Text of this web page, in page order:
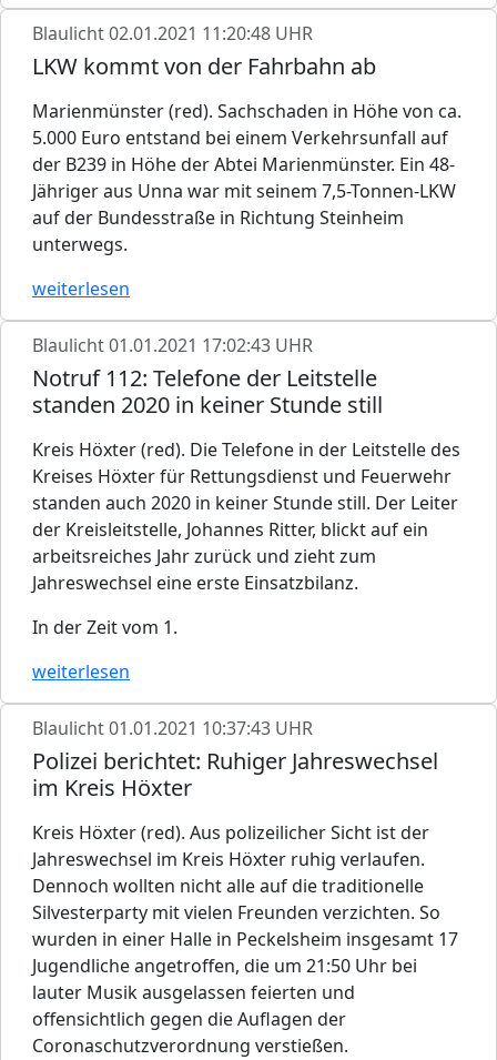
Blaulicht02.01.2021 11:20:48 UHR
LKW kommt von der Fahrbahn ab
Marienmünster (red). Sachschaden in Höhe von ca.
5.000 Euro entstand bei einem Verkehrsunfall auf
der B239 in Höhe der Abtei Marienmünster. Ein 48-
Jähriger aus Unna war mit seinem 7,5-Tonnen-LKW
auf der Bundesstraße in Richtung Steinheim
unterwegs.
weiterlesen
Blaulicht01.01.2021 17:02:43 UHR
Notruf 112: Telefone der Leitstelle
standen 2020 in keiner Stunde still
Kreis Höxter (red). Die Telefone in der Leitstelle des
Kreises Höxter für Rettungsdienst und Feuerwehr
standen auch 2020 in keiner Stunde still. Der Leiter
der Kreisleitstelle, Johannes Ritter, blickt auf ein
arbeitsreiches Jahr zurück und zieht zum
Jahreswechsel eine erste Einsatzbilanz.
In der Zeit vom 1.
weiterlesen
Blaulicht01.01.2021 10:37:43 UHR
Polizei berichtet: Ruhiger Jahreswechsel
im Kreis Höxter
Kreis Höxter (red). Aus polizeilicher Sicht ist der
Jahreswechsel im Kreis Höxter ruhig verlaufen.
Dennoch wollten nicht alle auf die traditionelle
Silvesterparty mit vielen Freunden verzichten. So
wurden in einer Halle in Peckelsheim insgesamt 17
Jugendliche angetroffen, die um 21:50 Uhr bei
lauter Musik ausgelassen feierten und
offensichtlich gegen die Auflagen der
Coronaschutzverordnung verstießen.